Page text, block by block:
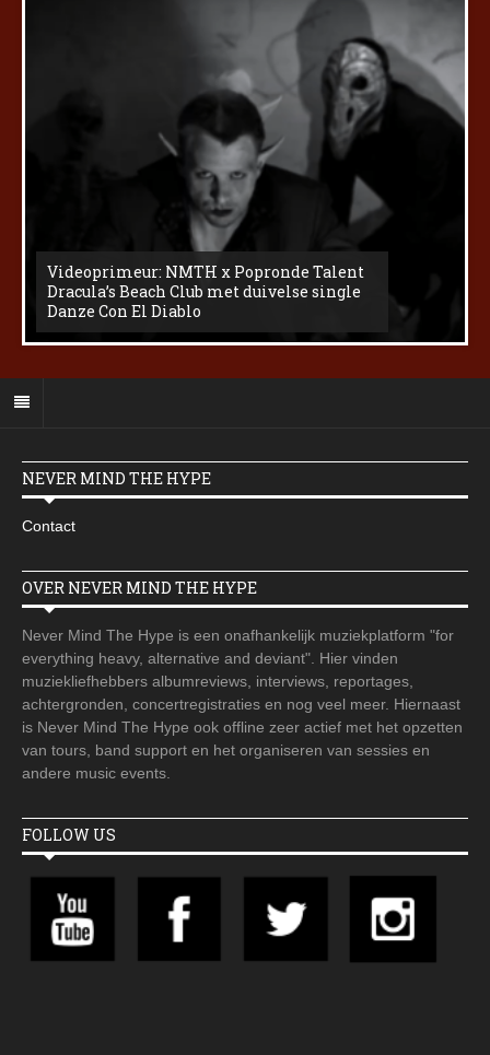
Videoprimeur: NMTH x Popronde Talent
Dracula’s Beach Club met duivelse single
Danze Con El Diablo
NEVER MIND THE HYPE
Contact
OVER NEVER MIND THE HYPE
Never Mind The Hype is een onafhankelijk muziekplatform "for
everything heavy, alternative and deviant". Hier vinden
muziekliefhebbers albumreviews, interviews, reportages,
achtergronden, concertregistraties en nog veel meer. Hiernaast
is Never Mind The Hype ook offline zeer actief met het opzetten
van tours, band support en het organiseren van sessies en
andere music events.
FOLLOW US